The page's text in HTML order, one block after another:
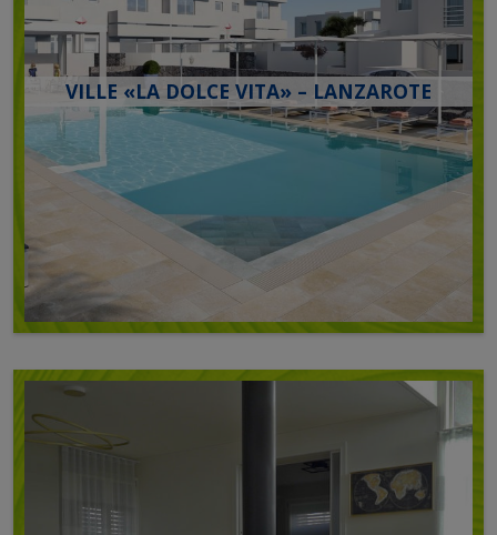
VILLE «LA DOLCE VITA» – LANZAROTE